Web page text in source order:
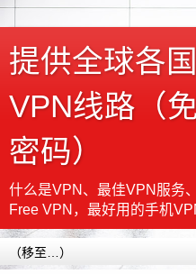
提供全球各
VPN线路（
密码）
什么是VPN、最佳VPN服务
Free VPN，最好用的手机